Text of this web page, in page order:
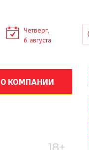
Четверг,
6 августа
О КОМПАНИИ